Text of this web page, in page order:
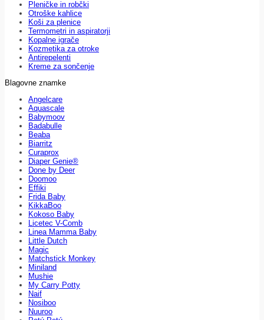
Pleničke in robčki
Otroške kahlice
Koši za plenice
Termometri in aspiratorji
Kopalne igrače
Kozmetika za otroke
Antirepelenti
Kreme za sončenje
Blagovne znamke
Angelcare
Aquascale
Babymoov
Badabulle
Beaba
Biarritz
Curaprox
Diaper Genie®
Done by Deer
Doomoo
Effiki
Frida Baby
KikkaBoo
Kokoso Baby
Licetec V-Comb
Linea Mamma Baby
Little Dutch
Magic
Matchstick Monkey
Miniland
Mushie
My Carry Potty
Naif
Nosiboo
Nuuroo